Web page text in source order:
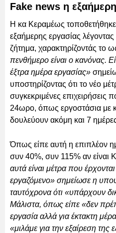
Fake news η
Η κα Κεραμέως τοποθετήθηκε
εξαήμερης εργασίας λέγοντας
ζήτημα, χαρακτηρίζοντάς το
πενθήμερο είναι ο κανόνας.
έξτρα ημέρα εργασίας»
υποστηρίζοντας ότι το νέο
συγκεκριμένες επιχειρήσεις
24ωρο, όπως εργοστάσια με
δουλεύουν ακόμη και 7
Όπως είπε αυτή η επιπλέον
συν 40%, συν 115% αν είναι
αυτά είναι μέτρα που
εργαζόμενο» σημείωσε η
ταυτόχρονα ότι «υπάρχουν
Μάλιστα, όπως είπε «δεν
εργασία αλλά για έκτακτη
«μιλάμε για την εξαίρεση